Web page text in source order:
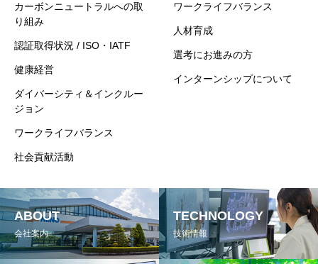
カーボンニュートラルへの取
り組み
認証取得状況 / ISO・IATF
健康経営
ダイバーシティ＆インクルー
ジョン
ワークライフバランス
社会貢献活動
ワークライフバランス
人材育成
選考にお進みの方
インターンシップについて
ABOUT
会社案内
TECHNOLOGY
技術情報